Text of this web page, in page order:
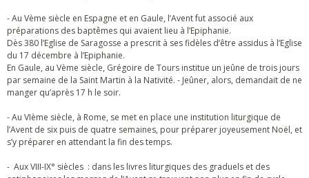
- Au Vème siècle en Espagne et en Gaule, l’Avent fut associé aux
préparations des baptêmes qui avaient lieu à l’Epiphanie.
Dès 380 l’Eglise de Saragosse a prescrit à ses fidèles d’être assidus à l’Eglise
du 17 décembre à l’Epiphanie.
En Gaule, au Vème siècle, Grégoire de Tours institue un jeûne de trois jours
par semaine de la Saint Martin à la Nativité. - Jeûner, alors, demandait de ne
manger qu’après 17 h le soir.
- Au VIème siècle, à Rome, se met en place une institution liturgique de
l’Avent de six puis de quatre semaines, pour préparer joyeusement Noël, et
s’y préparer en attendant la fin des temps.
- Aux VIII-IX° siècles : dans les livres liturgiques des graduels et des